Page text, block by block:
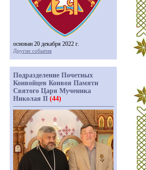
основан 20 декабря 2022 г.
Другие события
Подразделение Почетных
Конвойцев Конвоя Памяти
Святого Царя Мученика
Николая II (44)